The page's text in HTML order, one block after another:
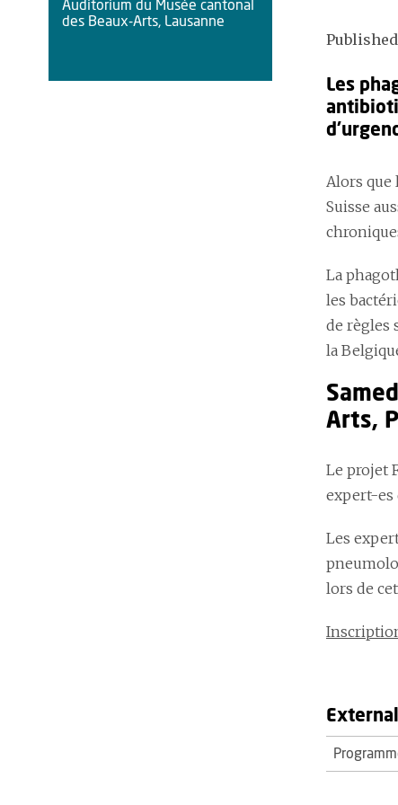
Auditorium du Musée cantonal
des Beaux-Arts, Lausanne
Les
Alors que
Suisse
La
les
de règles
la
Arts,
Le projet
expert-es
Les
lors de